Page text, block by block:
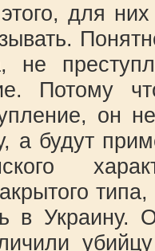
для
не
Потому
он
а будут
в Украину.